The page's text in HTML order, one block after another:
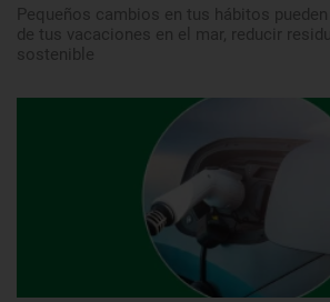
Pequeños cambios en tus hábitos
de tus vacaciones en el mar, reducir
sostenible